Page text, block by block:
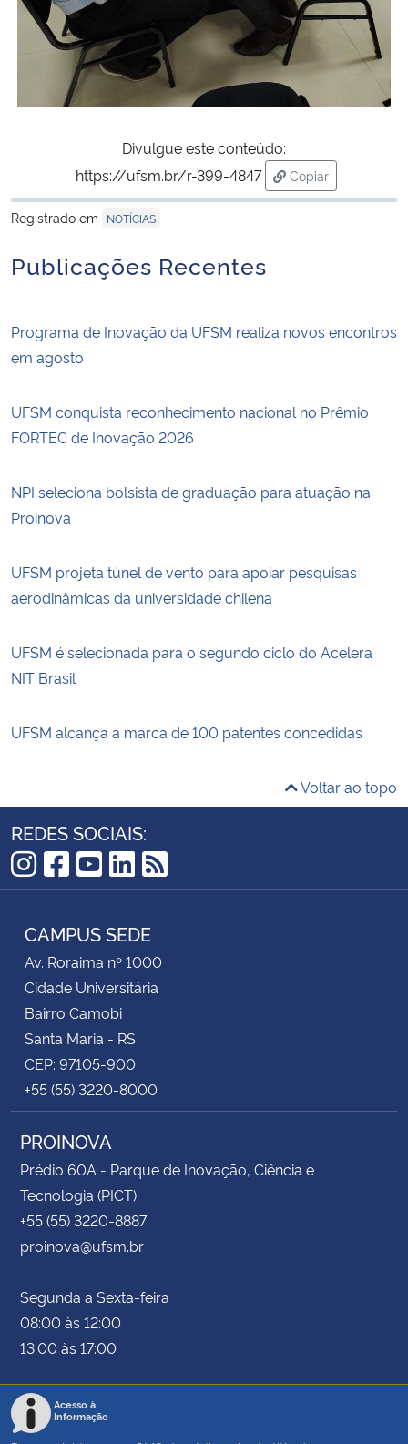
Divulgue este conteúdo:
https://ufsm.br/r-399-4847
Copiar
para área de
Registrado em
NOTÍCIAS
Publicações Recentes
Programa de Inovação da UFSM realiza novos encontros
em agosto
UFSM conquista reconhecimento nacional no Prêmio
FORTEC de Inovação 2026
NPI seleciona bolsista de graduação para atuação na
Proinova
UFSM projeta túnel de vento para apoiar pesquisas
aerodinâmicas da universidade chilena
UFSM é selecionada para o segundo ciclo do Acelera
NIT Brasil
UFSM alcança a marca de 100 patentes concedidas
Voltar ao topo
REDES SOCIAIS:
Instagram
Facebook
YouTube
LinkedIn
RSS
CAMPUS SEDE
Av. Roraima nº 1000
Cidade Universitária
Bairro Camobi
Santa Maria - RS
CEP: 97105-900
+55 (55) 3220-8000
PROINOVA
Prédio 60A - Parque de Inovação, Ciência e
Tecnologia (PICT)
+55 (55) 3220-8887
proinova@ufsm.br
Segunda a Sexta-feira
08:00 às 12:00
13:00 às 17:00
Acesso à
Informação